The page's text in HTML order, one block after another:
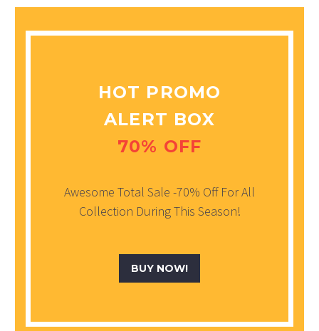
HOT PROMO
ALERT BOX
70% OFF
Awesome Total Sale -70% Off For All
Collection During This Season!
BUY NOW!